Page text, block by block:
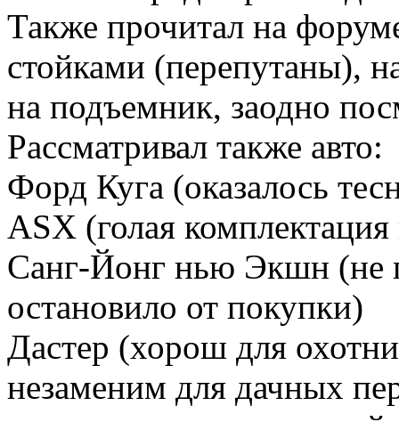
Также прочитал на
стойками (перепутаны),
на подъемник, заодно
Рассматривал также авто:
Форд Куга (оказалось
ASX (голая
Санг-Йонг нью Экшн (не
остановило от покупки)
Дастер (хорош для
незаменим для дачных